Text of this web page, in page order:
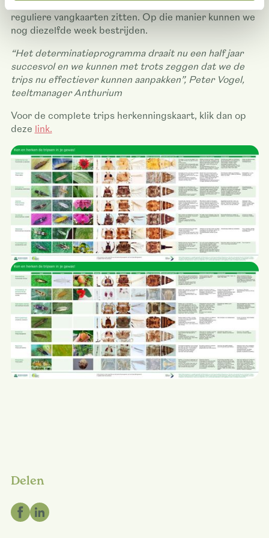
volwassen trips – er in een kas gevangen is en/of op de
reguliere vangkaarten zitten. Op die manier kunnen we
nog diezelfde week bestrijden.
“Het determinatieprogramma draait nu een half jaar
succesvol en we kunnen met trots zeggen dat we de
trips nu effectiever kunnen aanpakken”, Peter Vogel,
teeltmanager Anthurium
Voor de complete trips herkenningskaart, klik dan op
deze link.
Delen